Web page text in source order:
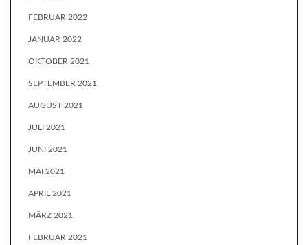
FEBRUAR 2022
JANUAR 2022
OKTOBER 2021
SEPTEMBER 2021
AUGUST 2021
JULI 2021
JUNI 2021
MAI 2021
APRIL 2021
MÄRZ 2021
FEBRUAR 2021